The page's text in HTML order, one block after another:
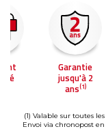
Garantie
jusqu'à 2
ans(1)
(1) Valable sur toutes
Envoi via chronopost